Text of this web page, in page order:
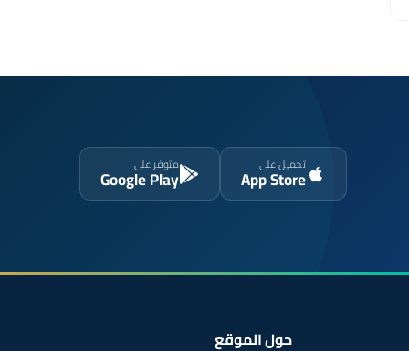
تحميل على
App Store
متوفر على
Google Play
حول الموقع